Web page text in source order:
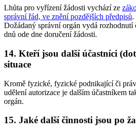
Lhůta pro vyřízení žádosti vychází ze
správní řád, ve znění pozdějších předpisů.
Dožádaný správní orgán vydá rozhodnutí
dnů ode dne doručení žádosti.
14. Kteří jsou další účastníci
situace
Kromě fyzické, fyzické podnikající či
udělení autorizace je dalším účastníkem
orgán.
15. Jaké další činnosti jsou po